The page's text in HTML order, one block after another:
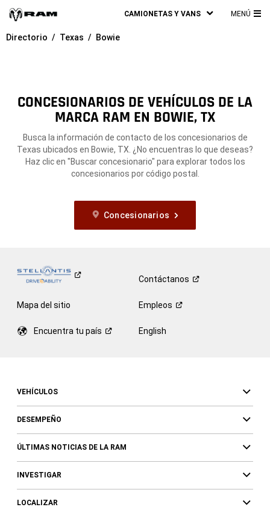
CAMIONETAS Y VANS MENÚ
Directorio Texas Bowie
CONCESIONARIOS DE VEHÍCULOS DE LA
MARCA RAM EN BOWIE, TX
Busca la información de contacto de los concesionarios de
Texas ubicados en Bowie, TX. ¿No encuentras lo que deseas?
Haz clic en "Buscar concesionario" para explorar todos los
concesionarios por código postal.
Concesionarios
Contáctanos
Mapa del sitio Empleos
Encuentra tu país English
VEHÍCULOS
DESEMPEÑO
ÚLTIMAS NOTICIAS DE LA RAM
INVESTIGAR
LOCALIZAR